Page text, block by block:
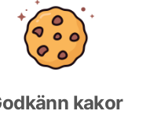
bäras väl synlig på bröstet.
Starttid
P15, F15,
kakor